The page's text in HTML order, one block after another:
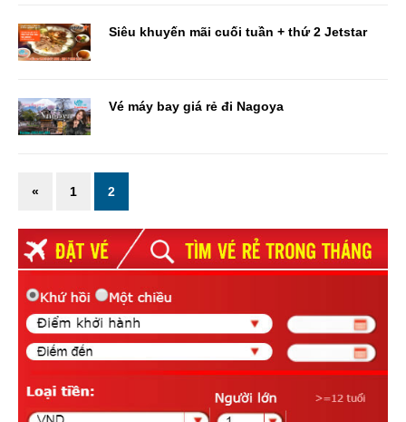
Siêu khuyến mãi cuối tuần + thứ 2 Jetstar
Vé máy bay giá rẻ đi Nagoya
« 1 2